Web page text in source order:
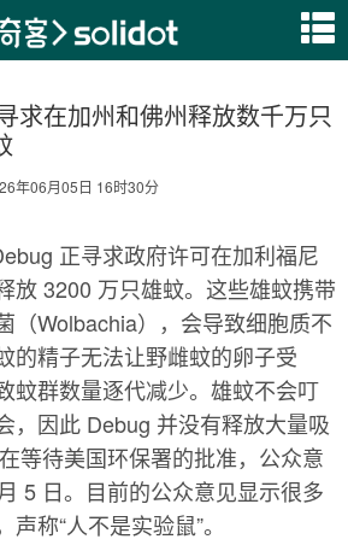
求在加州和佛州释放数千万只
年06月05日 16时30分
正寻求政府许可在加利福尼
放 3200 万只雄蚊。这些雄蚊携带
（Wolbachia），会导致细胞质不
的精子无法让野雌蚊的卵子受
蚊群数量逐代减少。雄蚊不会叮
，因此 Debug 并没有释放大量吸
等待美国环保署的批准，公众意
5 日。目前的公众意见显示很多
称“人不是实验鼠”。